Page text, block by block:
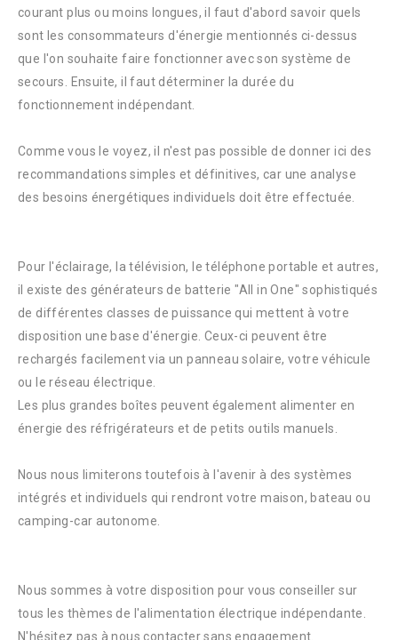
courant plus ou moins longues, il faut d'abord savoir quels
sont les consommateurs d'énergie mentionnés ci-dessus
que l'on souhaite faire fonctionner avec son système de
secours. Ensuite, il faut déterminer la durée du
fonctionnement indépendant.
Comme vous le voyez, il n'est pas possible de donner ici des
recommandations simples et définitives, car une analyse
des besoins énergétiques individuels doit être effectuée.
Pour l'éclairage, la télévision, le téléphone portable et autres,
il existe des générateurs de batterie "All in One" sophistiqués
de différentes classes de puissance qui mettent à votre
disposition une base d'énergie. Ceux-ci peuvent être
rechargés facilement via un panneau solaire, votre véhicule
ou le réseau électrique.
Les plus grandes boîtes peuvent également alimenter en
énergie des réfrigérateurs et de petits outils manuels.
Nous nous limiterons toutefois à l'avenir à des systèmes
intégrés et individuels qui rendront votre maison, bateau ou
camping-car autonome.
Nous sommes à votre disposition pour vous conseiller sur
tous les thèmes de l'alimentation électrique indépendante.
N'hésitez pas à nous contacter sans engagement.